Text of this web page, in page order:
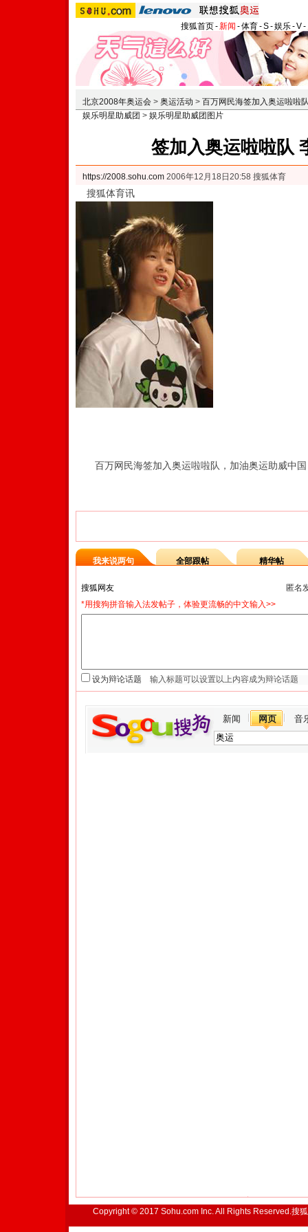
搜狐首页-新闻 -体育-S-娱乐-V-
北京2008年奥运会 > 奥运活动 > 百万网民海签加入奥运啦啦
娱乐明星助威团 > 娱乐明星助威团图片
签加入奥运啦啦队
https://2008.sohu.com 2006年12月18日20:58 搜狐体育
搜狐体育讯
百万网民海签加入奥运啦啦队，加油奥运助威中国
我来说两句 全部跟帖 精华帖
匿名
*用搜狗拼音输入法发帖子，体验更流畅的中文输入>>
设为辩论话题
新闻 网页 音
Copyright © 2017 Sohu.com Inc. All Rights Reserved.搜